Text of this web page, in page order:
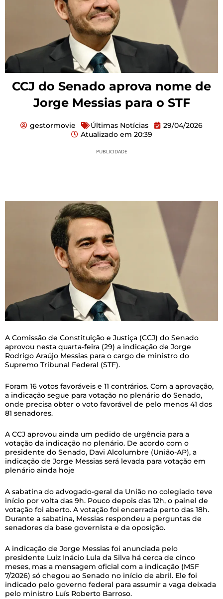
CCJ do Senado aprova nome de
Jorge Messias para o STF
gestormovie Últimas Notícias
29/04/2026
Atualizado em 20:39
PUBLICIDADE
A Comissão de Constituição e Justiça (CCJ) do Senado
aprovou nesta quarta-feira (29) a indicação de Jorge
Rodrigo Araújo Messias para o cargo de ministro do
Supremo Tribunal Federal (STF).
Foram 16 votos favoráveis e 11 contrários. Com a aprovação,
a indicação segue para votação no plenário do Senado,
onde precisa obter o voto favorável de pelo menos 41 dos
81 senadores.
A CCJ aprovou ainda um pedido de urgência para a
votação da indicação no plenário. De acordo com o
presidente do Senado, Davi Alcolumbre (União-AP), a
indicação de Jorge Messias será levada para votação em
plenário ainda hoje
A sabatina do advogado-geral da União no colegiado teve
início por volta das 9h. Pouco depois das 12h, o painel de
votação foi aberto. A votação foi encerrada perto das 18h.
Durante a sabatina, Messias respondeu a perguntas de
senadores da base governista e da oposição.
A indicação de Jorge Messias foi anunciada pelo
presidente Luiz Inácio Lula da Silva há cerca de cinco
meses, mas a mensagem oficial com a indicação (MSF
7/2026) só chegou ao Senado no início de abril. Ele foi
indicado pelo governo federal para assumir a vaga deixada
pelo ministro Luís Roberto Barroso.